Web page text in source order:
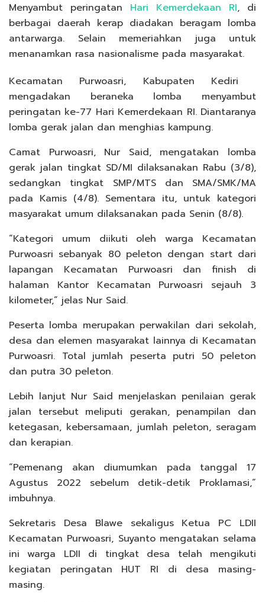
Menyambut peringatan Hari Kemerdekaan RI, di
berbagai daerah kerap diadakan beragam lomba
antarwarga. Selain memeriahkan juga untuk
menanamkan rasa nasionalisme pada masyarakat.
Kecamatan Purwoasri, Kabupaten Kediri
mengadakan beraneka lomba menyambut
peringatan ke-77 Hari Kemerdekaan RI. Diantaranya
lomba gerak jalan dan menghias kampung.
Camat Purwoasri, Nur Said, mengatakan lomba
gerak jalan tingkat SD/MI dilaksanakan Rabu (3/8),
sedangkan tingkat SMP/MTS dan SMA/SMK/MA
pada Kamis (4/8). Sementara itu, untuk kategori
masyarakat umum dilaksanakan pada Senin (8/8).
“Kategori umum diikuti oleh warga Kecamatan
Purwoasri sebanyak 80 peleton dengan start dari
lapangan Kecamatan Purwoasri dan finish di
halaman Kantor Kecamatan Purwoasri sejauh 3
kilometer,” jelas Nur Said.
Peserta lomba merupakan perwakilan dari sekolah,
desa dan elemen masyarakat lainnya di Kecamatan
Purwoasri. Total jumlah peserta putri 50 peleton
dan putra 30 peleton.
Lebih lanjut Nur Said menjelaskan penilaian gerak
jalan tersebut meliputi gerakan, penampilan dan
ketegasan, kebersamaan, jumlah peleton, seragam
dan kerapian.
“Pemenang akan diumumkan pada tanggal 17
Agustus 2022 sebelum detik-detik Proklamasi,”
imbuhnya.
Sekretaris Desa Blawe sekaligus Ketua PC LDII
Kecamatan Purwoasri, Suyanto mengatakan selama
ini warga LDII di tingkat desa telah mengikuti
kegiatan peringatan HUT RI di desa masing-
masing.